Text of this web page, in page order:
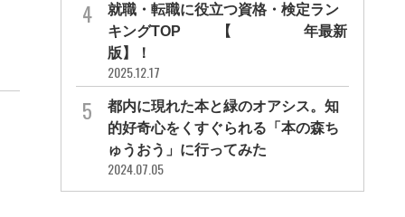
就職・転職に役立つ資格・検定ラン
キングTOP30【2026年最新
版】！
2025.12.17
都内に現れた本と緑のオアシス。知
的好奇心をくすぐられる「本の森ち
ゅうおう」に行ってみた
2024.07.05